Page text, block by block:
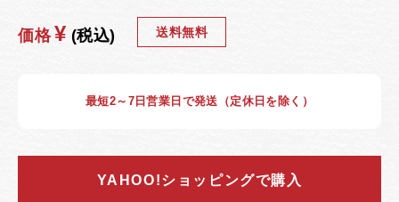
価格 ¥ (税込) 送料無料
最短2～7日営業日で発送（定休日を除く）
YAHOO!ショッピングで購入